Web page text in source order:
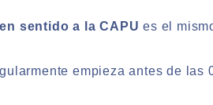
sentido a la CAPU es el
empieza antes de